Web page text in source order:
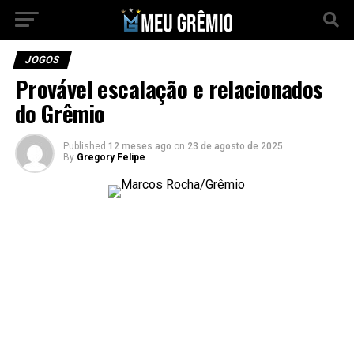
JOGOS
Provável escalação e relacionados
do Grêmio
Published 12 meses ago on 23 de agosto de 2025
By Gregory Felipe